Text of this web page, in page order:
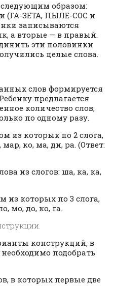
следующим образом:
(ГА-ЗЕТА, ПЫЛЕ-СОС и
записываются
а вторые — в правый.
эти половинки
целые слова.
слов формируется
предлагается
количество слов,
по одному разу.
из которых по 2 слога,
ко, ма, ди, ра. (Ответ:
из слогов: ша, ка, ка,
из которых по 3 слога,
мо, до, ко, га.
конструкций, в
подобрать
в которых первые две